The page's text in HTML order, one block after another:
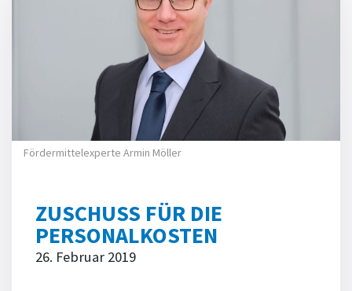
Fördermittelexperte Armin Möller
ZUSCHUSS FÜR DIE
PERSONALKOSTEN
26. Februar 2019